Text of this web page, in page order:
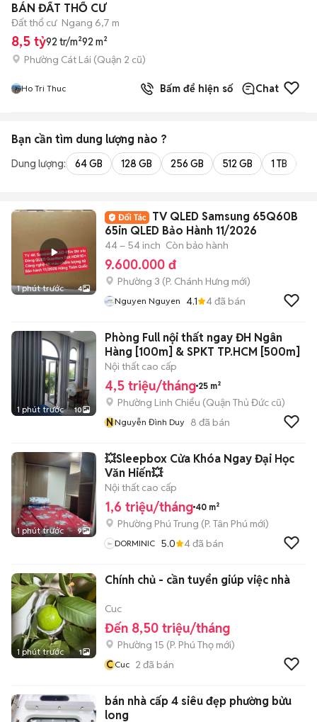
BÁN ĐẤT THỔ CƯ
Đất thổ cư Ngang 6,7 m
8,5 tỷ92 tr/m²92 m²
Phường Cát Lái (Quận 2 cũ)
Ho Tri Thuc Bấm để hiện số Chat
Bạn cần tìm dung lượng nào ?
Dung lượng: 64 GB 128 GB 256 GB 512 GB 1 TB
1 phút trước 4
TV QLED Samsung 65Q60B
65in QLED Bảo Hành 11/2026
44 – 54 inch Còn bảo hành
9.600.000 đ
Phường 3 (P. Chánh Hưng mới)
Nguyen Nguyen 4.1 4đã bán
1 phút trước 10
Phòng Full nội thất ngay ĐH Ngân
Hàng [100m] & SPKT TP.HCM [500m]
Nội thất cao cấp
4,5 triệu/tháng 25 m²
Phường Linh Chiểu (Quận Thủ Đức cũ)
NNguyễn Đình Duy 8 đã bán
1 phút trước 9
💥Sleepbox Cửa Khóa Ngay Đại Học
Văn Hiến💥
Nội thất cao cấp
1,6 triệu/tháng 40 m²
Phường Phú Trung (P. Tân Phú mới)
DORMINIC 5.0 4đã bán
1 phút trước 1
Chính chủ - cần tuyển giúp việc nhà
Cuc
Đến 8,50 triệu/tháng
Phường 15 (P. Phú Thọ mới)
CCuc 2 đã bán
bán nhà cấp 4 siêu đẹp phường bửu
long